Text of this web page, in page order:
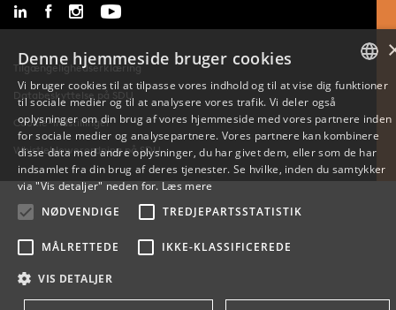
Tilgængelighedserklæring
Databeskyttelse på SDU
Cookie-indstillinger
Whistleblowerordning på SDU
ENGLISH
DANISH
Denne hjemmeside bruger cookies
Vi bruger cookies til at tilpasse vores indhold og til at vise dig funktioner
til sociale medier og til at analysere vores trafik. Vi deler også
oplysninger om din brug af vores hjemmeside med vores partnere inden
for sociale medier og analysepartnere. Vores partnere kan kombinere
disse data med andre oplysninger, du har givet dem, eller som de har
indsamlet fra din brug af deres tjenester. Se hvilke, inden du samtykker
via "Vis detaljer" neden for.Læs mere
NØDVENDIGE
TREDJEPARTSSTATISTIK
MÅLRETTEDE IKKE-KLASSIFICEREDE
VIS DETALJER